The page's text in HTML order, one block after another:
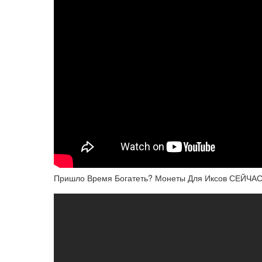
Пришло Время Богатеть? Монеты Для Иксов